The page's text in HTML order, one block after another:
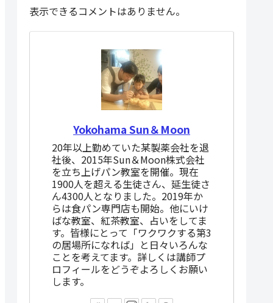
表示できるコメントはありません。
Yokohama Sun＆Moon
20年以上勤めていた某製薬会社を退
社後、2015年Sun＆Moon株式会社
を立ち上げパン教室を開催。現在
1900人を超える生徒さん、延生徒さ
ん4300人となりました。2019年か
らは食パン専門店も開始。他にいけ
ばな教室、紅茶教室、占いをしてま
す。皆様にとって「ワクワクする第3
の居場所になれば」と日々いろんな
ことを考えてます。詳しくは講師プ
ロフィールをどうぞよろしくお願い
します。